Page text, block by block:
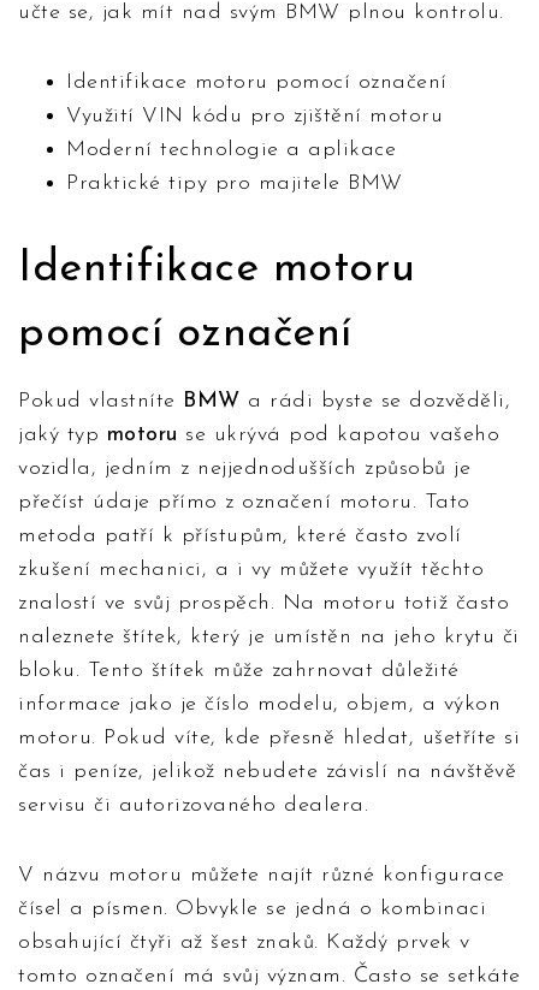
učte se, jak mít nad svým BMW plnou kontrolu.
Identifikace motoru pomocí označení
Využití VIN kódu pro zjištění motoru
Moderní technologie a aplikace
Praktické tipy pro majitele BMW
Identifikace motoru
pomocí označení
Pokud vlastníte BMW a rádi byste se dozvěděli,
jaký typ motoru se ukrývá pod kapotou vašeho
vozidla, jedním z nejjednodušších způsobů je
přečíst údaje přímo z označení motoru. Tato
metoda patří k přístupům, které často zvolí
zkušení mechanici, a i vy můžete využít těchto
znalostí ve svůj prospěch. Na motoru totiž často
naleznete štítek, který je umístěn na jeho krytu či
bloku. Tento štítek může zahrnovat důležité
informace jako je číslo modelu, objem, a výkon
motoru. Pokud víte, kde přesně hledat, ušetříte si
čas i peníze, jelikož nebudete závislí na návštěvě
servisu či autorizovaného dealera.
V názvu motoru můžete najít různé konfigurace
čísel a písmen. Obvykle se jedná o kombinaci
obsahující čtyři až šest znaků. Každý prvek v
tomto označení má svůj význam. Často se setkáte